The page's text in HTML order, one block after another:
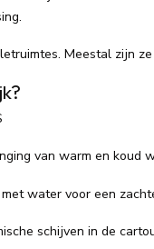
Meestal zijn
van warm en koud
water voor een
schijven in de